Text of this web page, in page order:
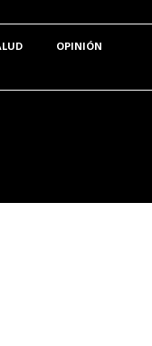
OPINIÓN